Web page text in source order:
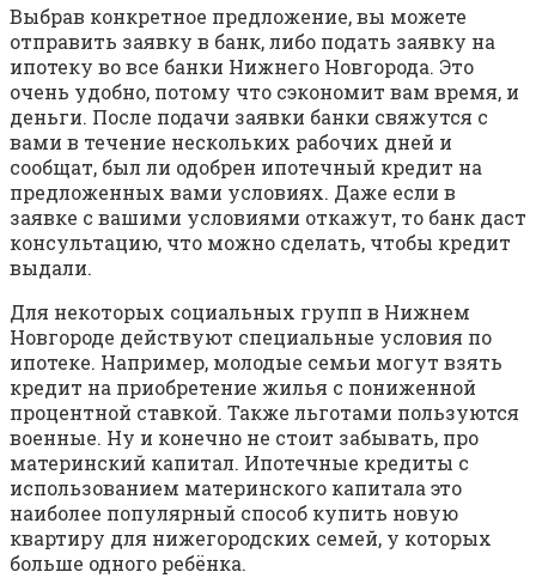
Выбрав конкретное предложение, вы можете
отправить заявку в банк, либо подать заявку на
ипотеку во все банки Нижнего Новгорода. Это
очень удобно, потому что сэкономит вам время, и
деньги. После подачи заявки банки свяжутся с
вами в течение нескольких рабочих дней и
сообщат, был ли одобрен ипотечный кредит на
предложенных вами условиях. Даже если в
заявке с вашими условиями откажут, то банк даст
консультацию, что можно сделать, чтобы кредит
выдали.
Для некоторых социальных групп в Нижнем
Новгороде действуют специальные условия по
ипотеке. Например, молодые семьи могут взять
кредит на приобретение жилья с пониженной
процентной ставкой. Также льготами пользуются
военные. Ну и конечно не стоит забывать, про
материнский капитал. Ипотечные кредиты с
использованием материнского капитала это
наиболее популярный способ купить новую
квартиру для нижегородских семей, у которых
больше одного ребёнка.